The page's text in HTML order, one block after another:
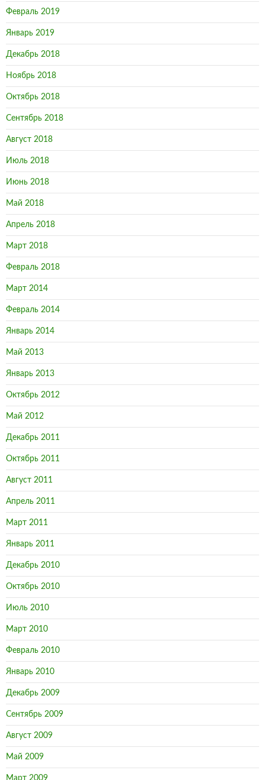
Февраль 2019
Январь 2019
Декабрь 2018
Ноябрь 2018
Октябрь 2018
Сентябрь 2018
Август 2018
Июль 2018
Июнь 2018
Май 2018
Апрель 2018
Март 2018
Февраль 2018
Март 2014
Февраль 2014
Январь 2014
Май 2013
Январь 2013
Октябрь 2012
Май 2012
Декабрь 2011
Октябрь 2011
Август 2011
Апрель 2011
Март 2011
Январь 2011
Декабрь 2010
Октябрь 2010
Июль 2010
Март 2010
Февраль 2010
Январь 2010
Декабрь 2009
Сентябрь 2009
Август 2009
Май 2009
Март 2009